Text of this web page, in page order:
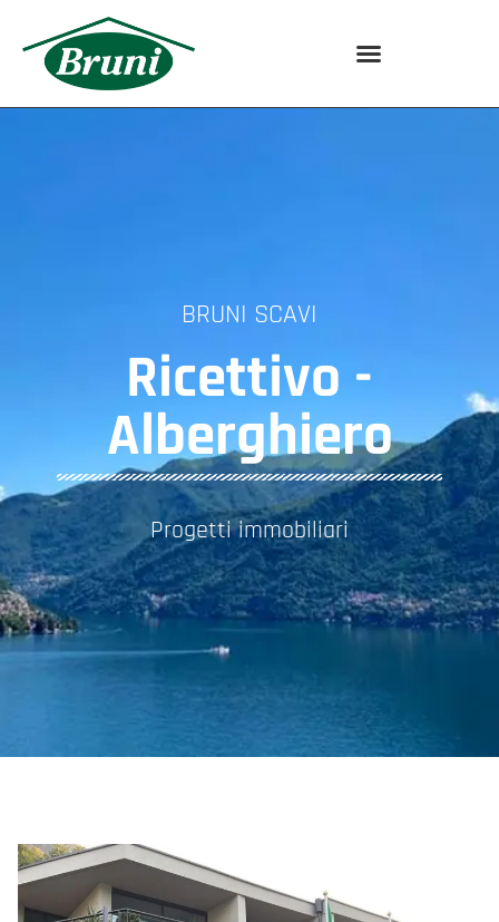
BRUNI SCAVI
Ricettivo -
Alberghiero
Progetti immobiliari